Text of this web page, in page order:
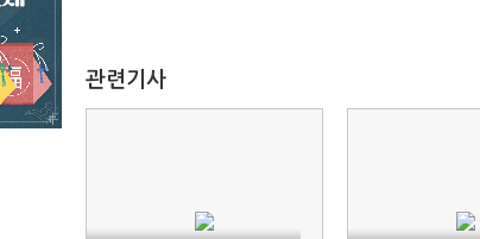
관련기사